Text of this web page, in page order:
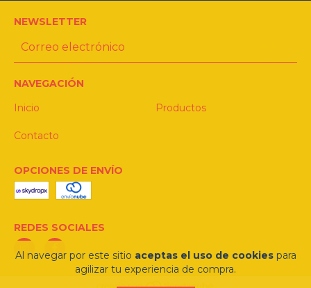
Al navegar por este sitio aceptas el uso de cookiespara
agilizar tu experiencia de compra.
NEWSLETTER
NAVEGACIÓN
Inicio
Productos
Contacto
OPCIONES DE ENVÍO
REDES SOCIALES